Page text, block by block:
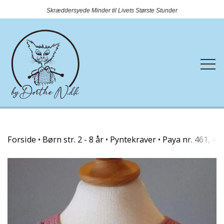
Skræddersyede Minder til Livets Største Stunder
Forside
Webshop
Rundtosset med strik
OUTLET
Nyheder
Kontakt
Forside Børn str. 2 - 8 år Pyntekraver Paya nr. 461, 42